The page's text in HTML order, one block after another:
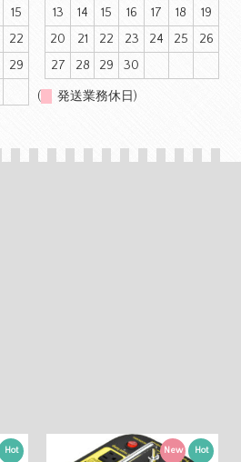
15
22
29
13
14 15 16 17 18
19
20
21 22 23 24 25
26
27
28 29 30
( 発送業務休日)
Hot New Hot